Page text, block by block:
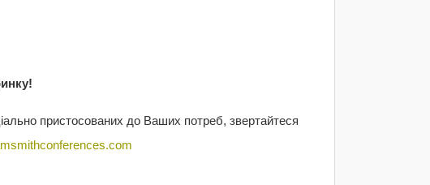
пристосованих до Ваших потреб, звертайтеся